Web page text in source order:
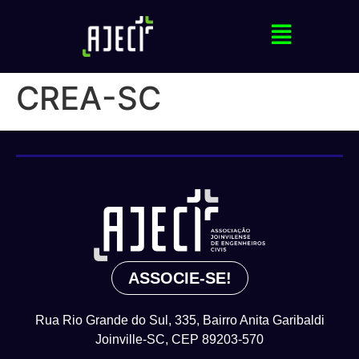
CREA-SC
ASSOCIE-SE!
Rua Rio Grande do Sul, 335, Bairro Anita Garibaldi
Joinville-SC, CEP 89203-570